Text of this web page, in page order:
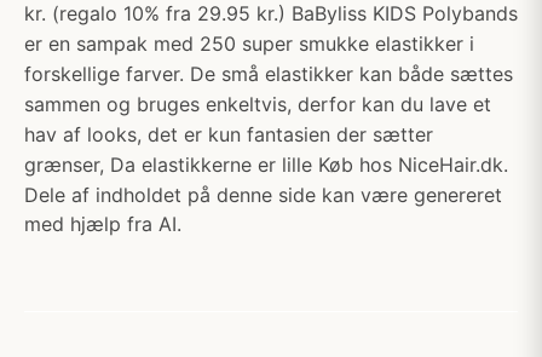
kr. (regalo 10% fra 29.95 kr.) BaByliss KIDS Polybands
er en sampak med 250 super smukke elastikker i
forskellige farver. De små elastikker kan både sættes
sammen og bruges enkeltvis, derfor kan du lave et
hav af looks, det er kun fantasien der sætter
grænser, Da elastikkerne er lille Køb hos NiceHair.dk.
Dele af indholdet på denne side kan være genereret
med hjælp fra AI.